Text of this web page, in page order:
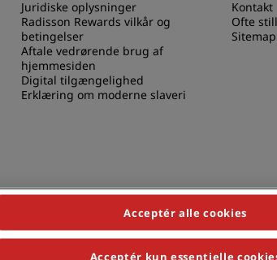
Juridiske oplysninger
Radisson Rewards vilkår og
betingelser
Aftale vedrørende brug af
hjemmesiden
Digital tilgængelighed
Erklæring om moderne slaveri
Kontakt
Ofte
Sitemap
Acceptér alle cookies
Acceptér kun essentielle